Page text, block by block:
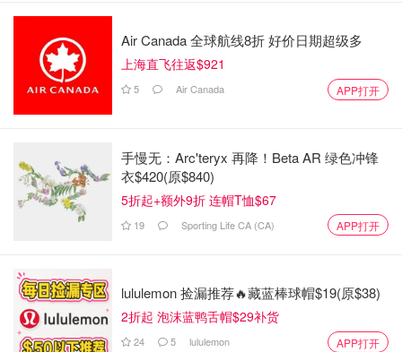
Air Canada 全球航线8折 好价日期超级多
上海直飞往返$921
5 Air Canada APP打开
手慢无：Arc'teryx 再降！Beta AR 绿色冲锋
衣$420(原$840)
5折起+额外9折 连帽T恤$67
19 Sporting Life CA (CA) APP打开
lululemon 捡漏推荐🔥藏蓝棒球帽$19(原$38)
2折起 泡沫蓝鸭舌帽$29补货
24 5 lululemon APP打开